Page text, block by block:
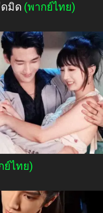
มิด (พากย์ไทย)
ย์ไทย)